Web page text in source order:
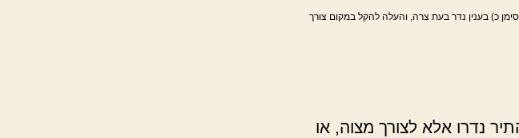
כ) בענין נדר בעת צרה, והעלה להקל במקום צורך
נדרו אלא לצורך מצוה, או